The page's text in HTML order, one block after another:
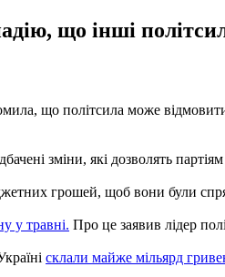
що інші
що політсила може
зміни, які дозволять
грошей, щоб вони були
у травні. Про це заявив лідер
склали майже мільярд